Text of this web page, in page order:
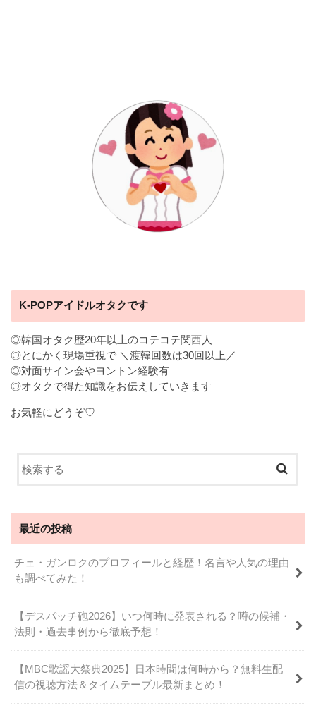
K-POPアイドルオタクです
◎韓国オタク歴20年以上のコテコテ関西人
◎とにかく現場重視で ＼渡韓回数は30回以上／
◎対面サイン会やヨントン経験有
◎オタクで得た知識をお伝えしていきます
お気軽にどうぞ♡
最近の投稿
チェ・ガンロクのプロフィールと経歴！名言や人気の理由
も調べてみた！
【デスパッチ砲2026】いつ何時に発表される？噂の候補・
法則・過去事例から徹底予想！
【MBC歌謡大祭典2025】日本時間は何時から？無料生配
信の視聴方法＆タイムテーブル最新まとめ！